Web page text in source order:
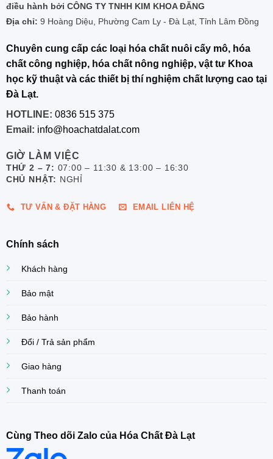
điều hành bởi CÔNG TY TNHH KIM KHOA ĐĂNG
Địa chỉ: 9 Hoàng Diệu, Phường Cam Ly - Đà Lạt, Tỉnh Lâm Đồng
Chuyên cung cấp các loại hóa chất nuôi cấy mô, hóa
chất công nghiệp, hóa chất nông nghiệp, vật tư Khoa
học kỹ thuật và các thiết bị thí nghiệm chất lượng cao tại
Đà Lạt.
HOTLINE: 0836 515 375
Email: info@hoachatdalat.com
GIỜ LÀM VIỆC
THỨ 2 – 7: 07:00 – 11:30 & 13:00 – 16:30
CHỦ NHẬT: NGHỈ
TƯ VẤN & ĐẶT HÀNG EMAIL LIÊN HỆ
Chính sách
Khách hàng
Bảo mật
Bảo hành
Đổi / Trả sản phẩm
Giao hàng
Thanh toán
Cùng Theo dõi Zalo của Hóa Chất Đà Lạt